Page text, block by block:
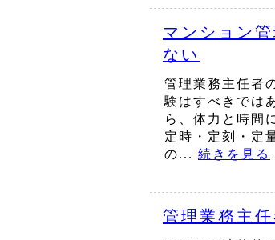
マンション
ない
管理業務主任者
験はすべきでは
ら、体力と時間
定時・定刻・定
の... 続きを見る
管理業務主